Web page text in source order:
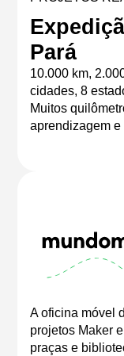
Pará
10.000 km,
cidades, 8
Muitos
aprendizagem
A oficina móvel
projetos Maker
praças e